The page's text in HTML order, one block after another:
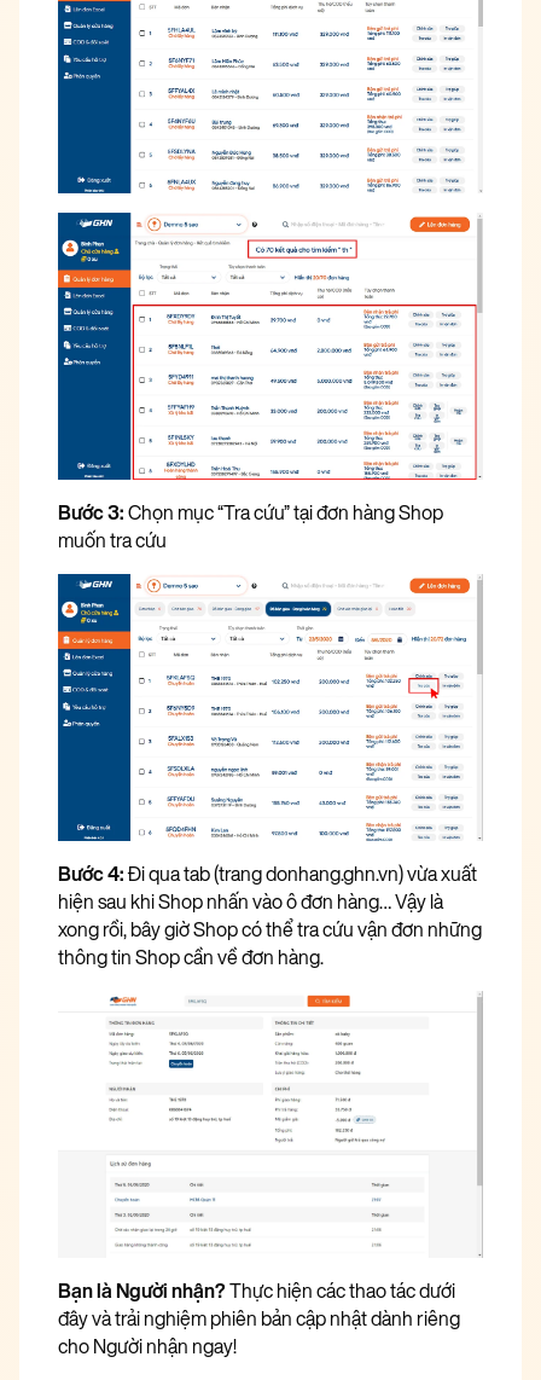
Bước 3: Chọn mục “Tra cứu” tại đơn hàng Shop
muốn tra cứu
Bước 4:Đi qua tab (trang donhang.ghn.vn) vừa xuất
hiện sau khi Shop nhấn vào ô đơn hàng… Vậy là
xong rồi, bây giờ Shop có thểtra cứu vận đơn những
thông tin Shop cần về đơn hàng.
Bạn là Người nhận? Thực hiện các thao tác dưới
đây và trải nghiệm phiên bản cập nhật dành riêng
cho Người nhận ngay!